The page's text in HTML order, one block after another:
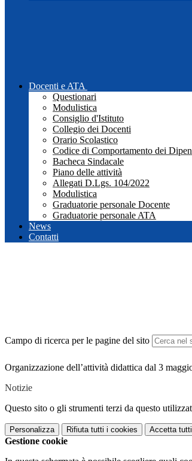
Docenti e ATA
Questionari
Modulistica
Consiglio d'Istituto
Collegio dei Docenti
Orario Scolastico
Codice di Comportamento dei
Bacheca Sindacale
Piano delle attività
Allegati D.Lgs. 104/2022
Modulistica
Graduatorie personale Docente
Graduatorie personale ATA
News
Contatti
Campo di ricerca per le pagine del sito
Organizzazione dell’attività didattica dal 3
Notizie
Questo sito o gli strumenti terzi da questo
Personalizza Rifiuta tutti i cookies Accetta tutti
Gestione cookie